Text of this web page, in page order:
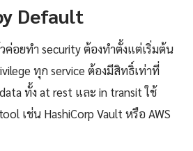
Default
ค่อยทำ security ต้องทำตั้งแต่เริ่มต้น
ทุก service ต้องมีสิทธิ์เท่าที่
ทั้ง at rest และ in transit ใช้
เช่น HashiCorp Vault หรือ AWS